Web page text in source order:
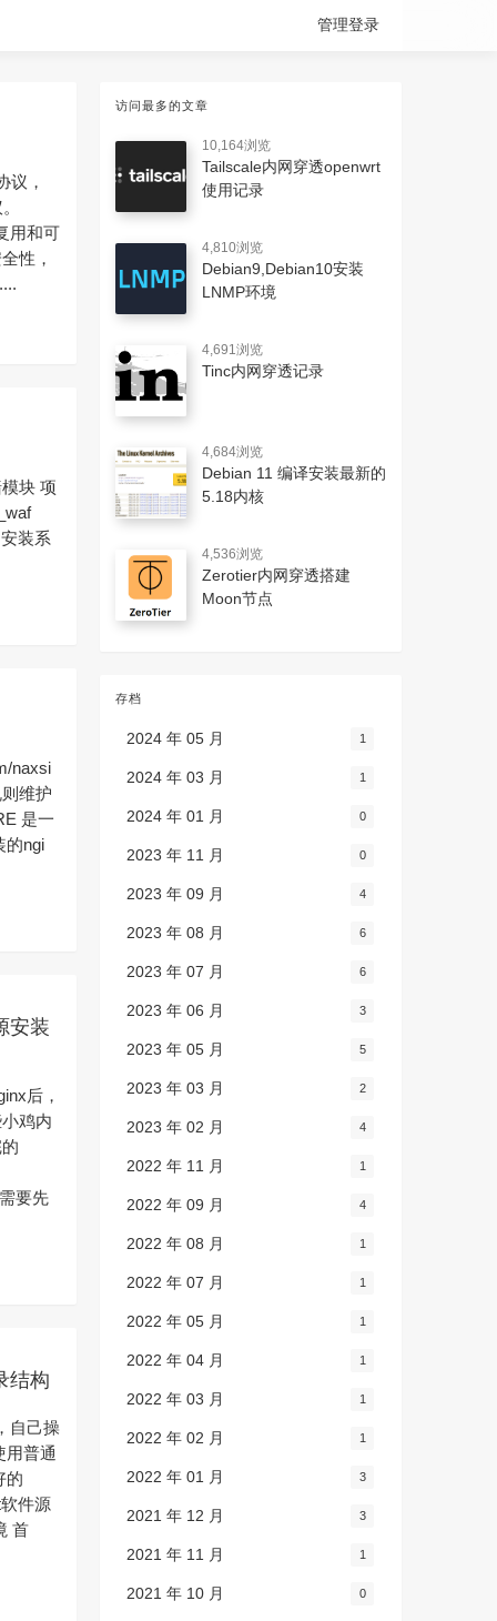
管理登录
议，
用和可
性，
块 项
装系
naxsi
维护
是一
的ngi
安装
后，
鸡内
要先
结构
自己操
用普通
的
件源
首
访问最多的文章
10,164浏览
Tailscale内网穿透openwrt
使用记录
4,810浏览
Debian9,Debian10安装
LNMP环境
4,691浏览
Tinc内网穿透记录
4,684浏览
Debian 11 编译安装最新的
5.18内核
4,536浏览
Zerotier内网穿透搭建
Moon节点
存档
2024 年 05 月 1
2024 年 03 月 1
2024 年 01 月 0
2023 年 11 月 0
2023 年 09 月 4
2023 年 08 月 6
2023 年 07 月 6
2023 年 06 月 3
2023 年 05 月 5
2023 年 03 月 2
2023 年 02 月 4
2022 年 11 月 1
2022 年 09 月 4
2022 年 08 月 1
2022 年 07 月 1
2022 年 05 月 1
2022 年 04 月 1
2022 年 03 月 1
2022 年 02 月 1
2022 年 01 月 3
2021 年 12 月 3
2021 年 11 月 1
2021 年 10 月 0